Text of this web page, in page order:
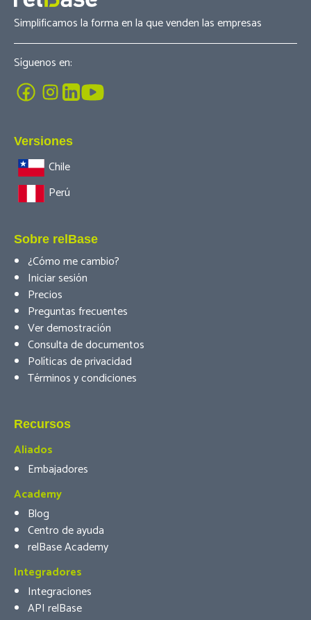
Simplificamos la forma en la que venden las empresas
Síguenos en:
Versiones
Chile
Perú
Sobre relBase
¿Cómo me cambio?
Iniciar sesión
Precios
Preguntas frecuentes
Ver demostración
Consulta de documentos
Políticas de privacidad
Términos y condiciones
Recursos
Aliados
Embajadores
Academy
Blog
Centro de ayuda
relBase Academy
Integradores
Integraciones
API relBase